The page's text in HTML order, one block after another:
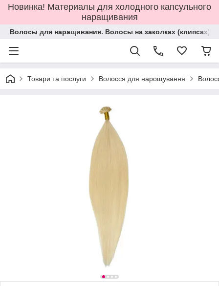
Новинка! Материалы для холодного капсульного
наращивания
Волосы для наращивания. Волосы на заколках (клипсах).
Товари та послуги Волосся для нарощування